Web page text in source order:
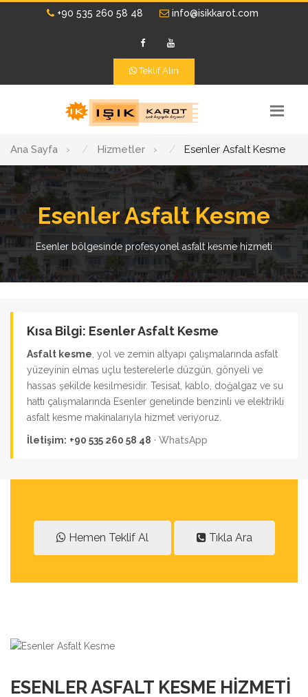
+90 535 260 58 48 info@isikkarot.com
Teklif Alın
Ana Sayfa › Hizmetler › Esenler Asfalt Kesme
Esenler Asfalt Kesme
Esenler bölgesinde profesyonel asfalt kesme hizmeti
Kısa Bilgi: Esenler Asfalt Kesme
Asfalt kesme , yol ve zemin altyapı çalışmalarında asfalt
yüzeyinin elmas uçlu testerelerle düzgün, gönyeli ve
hassas şekilde kesilmesidir. Tesisat, kablo, doğalgaz ve su
hattı çalışmalarında Esenler genelinde benzinli ve elektrikli
asfalt kesme makinalarıyla hizmet veriyoruz.
İletişim: +90 535 260 58 48 · WhatsApp
Hemen Teklif Al Tıkla Ara
ESENLER ASFALT KESME HIZMETI